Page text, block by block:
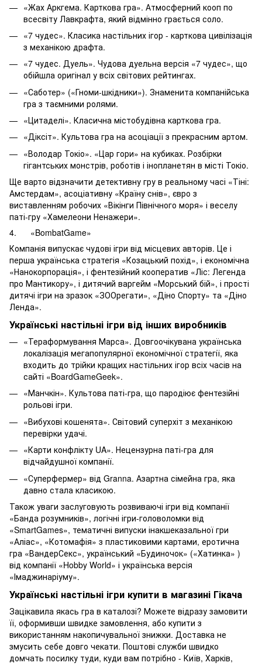
«Жах Аркгема. Карткова гра». Атмосферний кооп по
всесвіту Лавкрафта, який відмінно грається соло.
«7 чудес». Класика настільних ігор - карткова цивілізація
з механікою драфта.
«7 чудес. Дуель». Чудова дуельна версія «7 чудес», що
обійшла оригінал у всіх світових рейтингах.
«Саботер» («Гноми-шкідники»). Знаменита компанійська
гра з таємними ролями.
«Цитаделі». Класична містобудівна карткова гра.
«Діксіт». Культова гра на асоціації з прекрасним артом.
«Володар Токіо». «Цар гори» на кубиках. Розбірки
гігантських монстрів, роботів і інопланетян в місті Токіо.
Ще варто відзначити детективну гру в реальному часі «Тіні:
Амстердам», асоціативну «Країну снів», євро з
виставленням робочих «Вікінги Північного моря» і веселу
паті-гру «Хамелеони Ненажери».
4. «BombatGame»
Компанія випускає чудові ігри від місцевих авторів. Це і
перша українська стратегія «Козацький похід», і економічна
«Нанокорпорація», і фентезійний кооператив «Ліс: Легенда
про Мантикору», і дитячий варгейм «Морський бій», і прості
дитячі ігри на зразок «ЗООрегати», «Діно Спорту» та «Діно
Ленда».
Українські настільні ігри від інших виробників
«Тераформування Марса». Довгоочікувана українська
локалізація мегапопулярної економічної стратегії, яка
входить до трійки кращих настільних ігор всіх часів на
сайті «BoardGameGeek».
«Манчкін». Культова паті-гра, що пародіює фентезійні
рольові ігри.
«Вибухові кошенята». Світовий суперхіт з механікою
перевірки удачі.
«Карти конфлікту UA». Нецензурна паті-гра для
відчайдушної компанії.
«Суперфермер» від Granna. Азартна сімейна гра, яка
давно стала класикою.
Також уваги заслуговують розвиваючі ігри від компанії
«Банда розумників», логічні ігри-головоломки від
«SmartGames», тематичні випуски інакшеказальної гри
«Аліас», «Котомафія» з пластиковими картами, еротична
гра «ВандерСекс», український «Будиночок» («Хатинка» )
від компанії «Hobby World» і українська версія
«Імаджинаріуму».
Українські настільні ігри купити в магазині Гікача
Зацікавила якась гра в каталозі? Можете відразу замовити
її, оформивши швидке замовлення, або купити з
використанням накопичувальної знижки. Доставка не
змусить себе довго чекати. Поштові служби швидко
домчать посилку туди, куди вам потрібно - Київ, Харків,